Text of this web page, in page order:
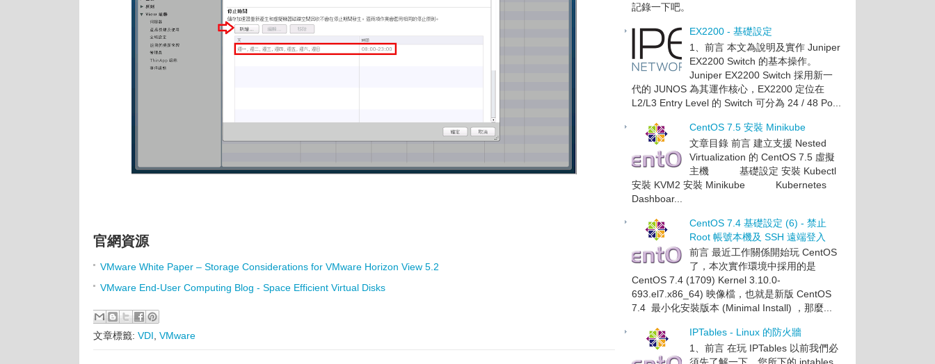
官網資源
VMware White Paper – Storage Considerations for VMware Horizon View 5.2
VMware End-User Computing Blog - Space Efficient Virtual Disks
文章標籤: VDI VMware
記錄一下吧。
EX2200 - 基礎設定
1、前言 本文為說明及實作 Juniper
EX2200 Switch 的基本操作。
Juniper EX2200 Switch 採用新一
代的 JUNOS 為其運作核心，EX2200 定位在
L2/L3 Entry Level 的 Switch 可分為 24 / 48 Po...
CentOS 7.5 安裝 Minikube
文章目錄 前言 建立支援 Nested
Virtualization 的 CentOS 7.5 虛擬
主機 基礎設定 安裝 Kubectl
安裝 KVM2 安裝 Minikube Kubernetes
Dashboar...
CentOS 7.4 基礎設定 (6) - 禁止
Root 帳號本機及 SSH 遠端登入
前言 最近工作關係開始玩 CentOS
了，本次實作環境中採用的是
CentOS 7.4 (1709) Kernel 3.10.0-
693.el7.x86_64) 映像檔，也就是新版 CentOS
7.4 最小化安裝版本 (Minimal Install) ，那麼...
IPTables - Linux 的防火牆
1、前言 在玩 IPTables 以前我們必